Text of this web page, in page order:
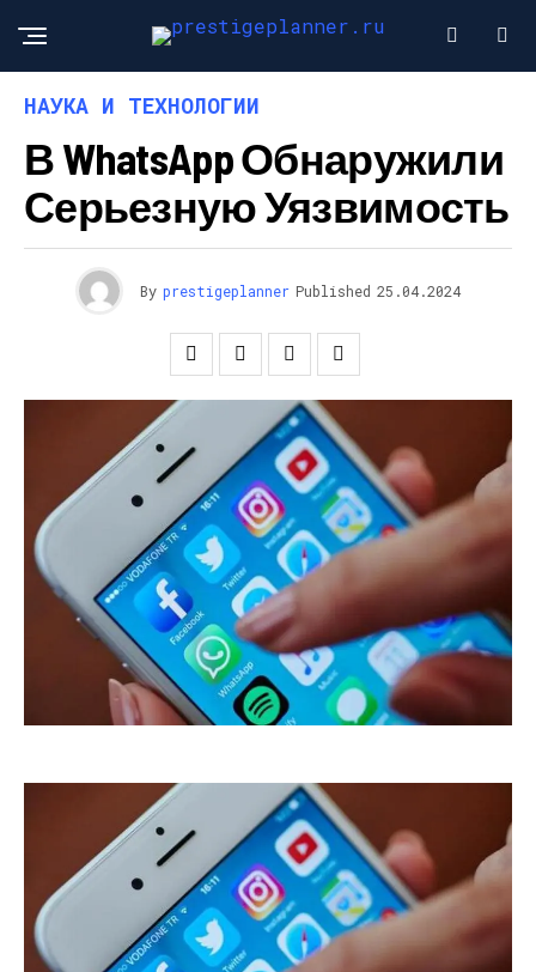
НАУКА И ТЕХНОЛОГИИ
В WhatsApp Обнаружили
Серьезную Уязвимость
By prestigeplanner Published 25.04.2024